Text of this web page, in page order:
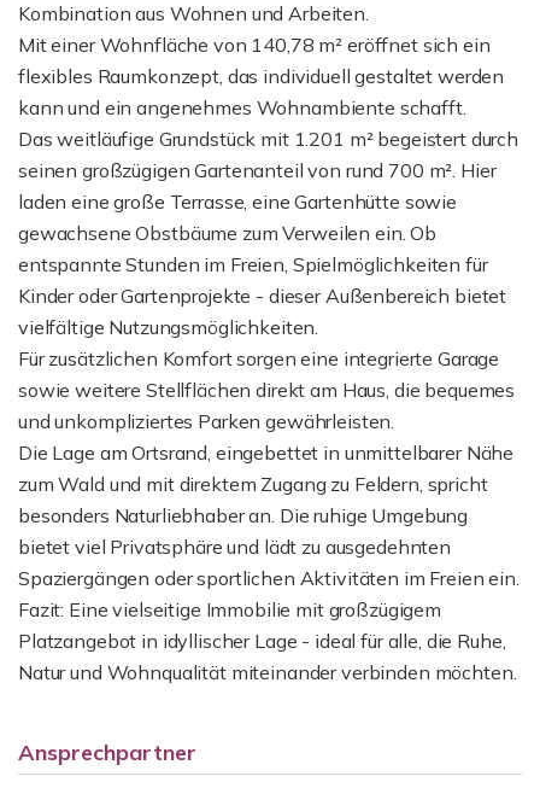
Kombination aus Wohnen und Arbeiten.
Mit einer Wohnfläche von 140,78 m² eröffnet sich ein
flexibles Raumkonzept, das individuell gestaltet werden
kann und ein angenehmes Wohnambiente schafft.
Das weitläufige Grundstück mit 1.201 m² begeistert durch
seinen großzügigen Gartenanteil von rund 700 m². Hier
laden eine große Terrasse, eine Gartenhütte sowie
gewachsene Obstbäume zum Verweilen ein. Ob
entspannte Stunden im Freien, Spielmöglichkeiten für
Kinder oder Gartenprojekte - dieser Außenbereich bietet
vielfältige Nutzungsmöglichkeiten.
Für zusätzlichen Komfort sorgen eine integrierte Garage
sowie weitere Stellflächen direkt am Haus, die bequemes
und unkompliziertes Parken gewährleisten.
Die Lage am Ortsrand, eingebettet in unmittelbarer Nähe
zum Wald und mit direktem Zugang zu Feldern, spricht
besonders Naturliebhaber an. Die ruhige Umgebung
bietet viel Privatsphäre und lädt zu ausgedehnten
Spaziergängen oder sportlichen Aktivitäten im Freien ein.
Fazit: Eine vielseitige Immobilie mit großzügigem
Platzangebot in idyllischer Lage - ideal für alle, die Ruhe,
Natur und Wohnqualität miteinander verbinden möchten.
Ansprechpartner